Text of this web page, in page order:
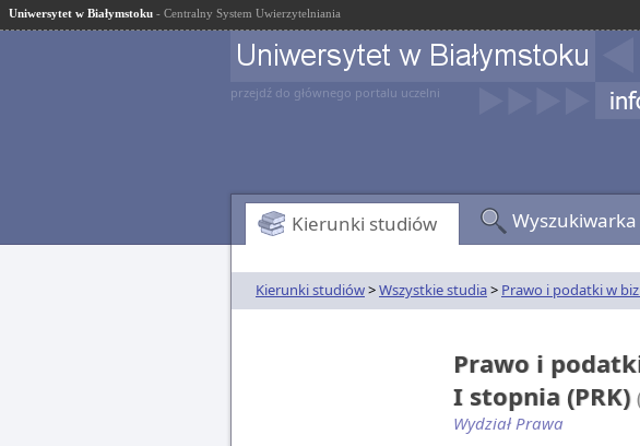
Uniwersytet w Białymstoku - Centralny System Uwierzytelniania
przejdź do głównego portalu uczelni
Kierunki studiów
Kierunki studiów>Wszystkie studia> Prawo i podatki w
Prawo i
I stopnia (PRK)
Wydział Prawa